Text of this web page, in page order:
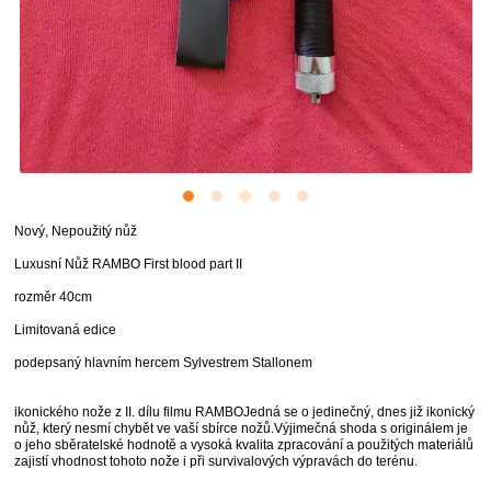
Nový, Nepoužitý nůž
Luxusní Nůž RAMBO First blood part II
rozměr 40cm
Limitovaná edice
podepsaný hlavním hercem Sylvestrem Stallonem
ikonického nože z II. dílu filmu RAMBOJedná se o jedinečný, dnes již ikonický
nůž, který nesmí chybět ve vaší sbírce nožů.Výjimečná shoda s originálem je
o jeho sběratelské hodnotě a vysoká kvalita zpracování a použitých materiálů
zajistí vhodnost tohoto nože i při survivalových výpravách do terénu.